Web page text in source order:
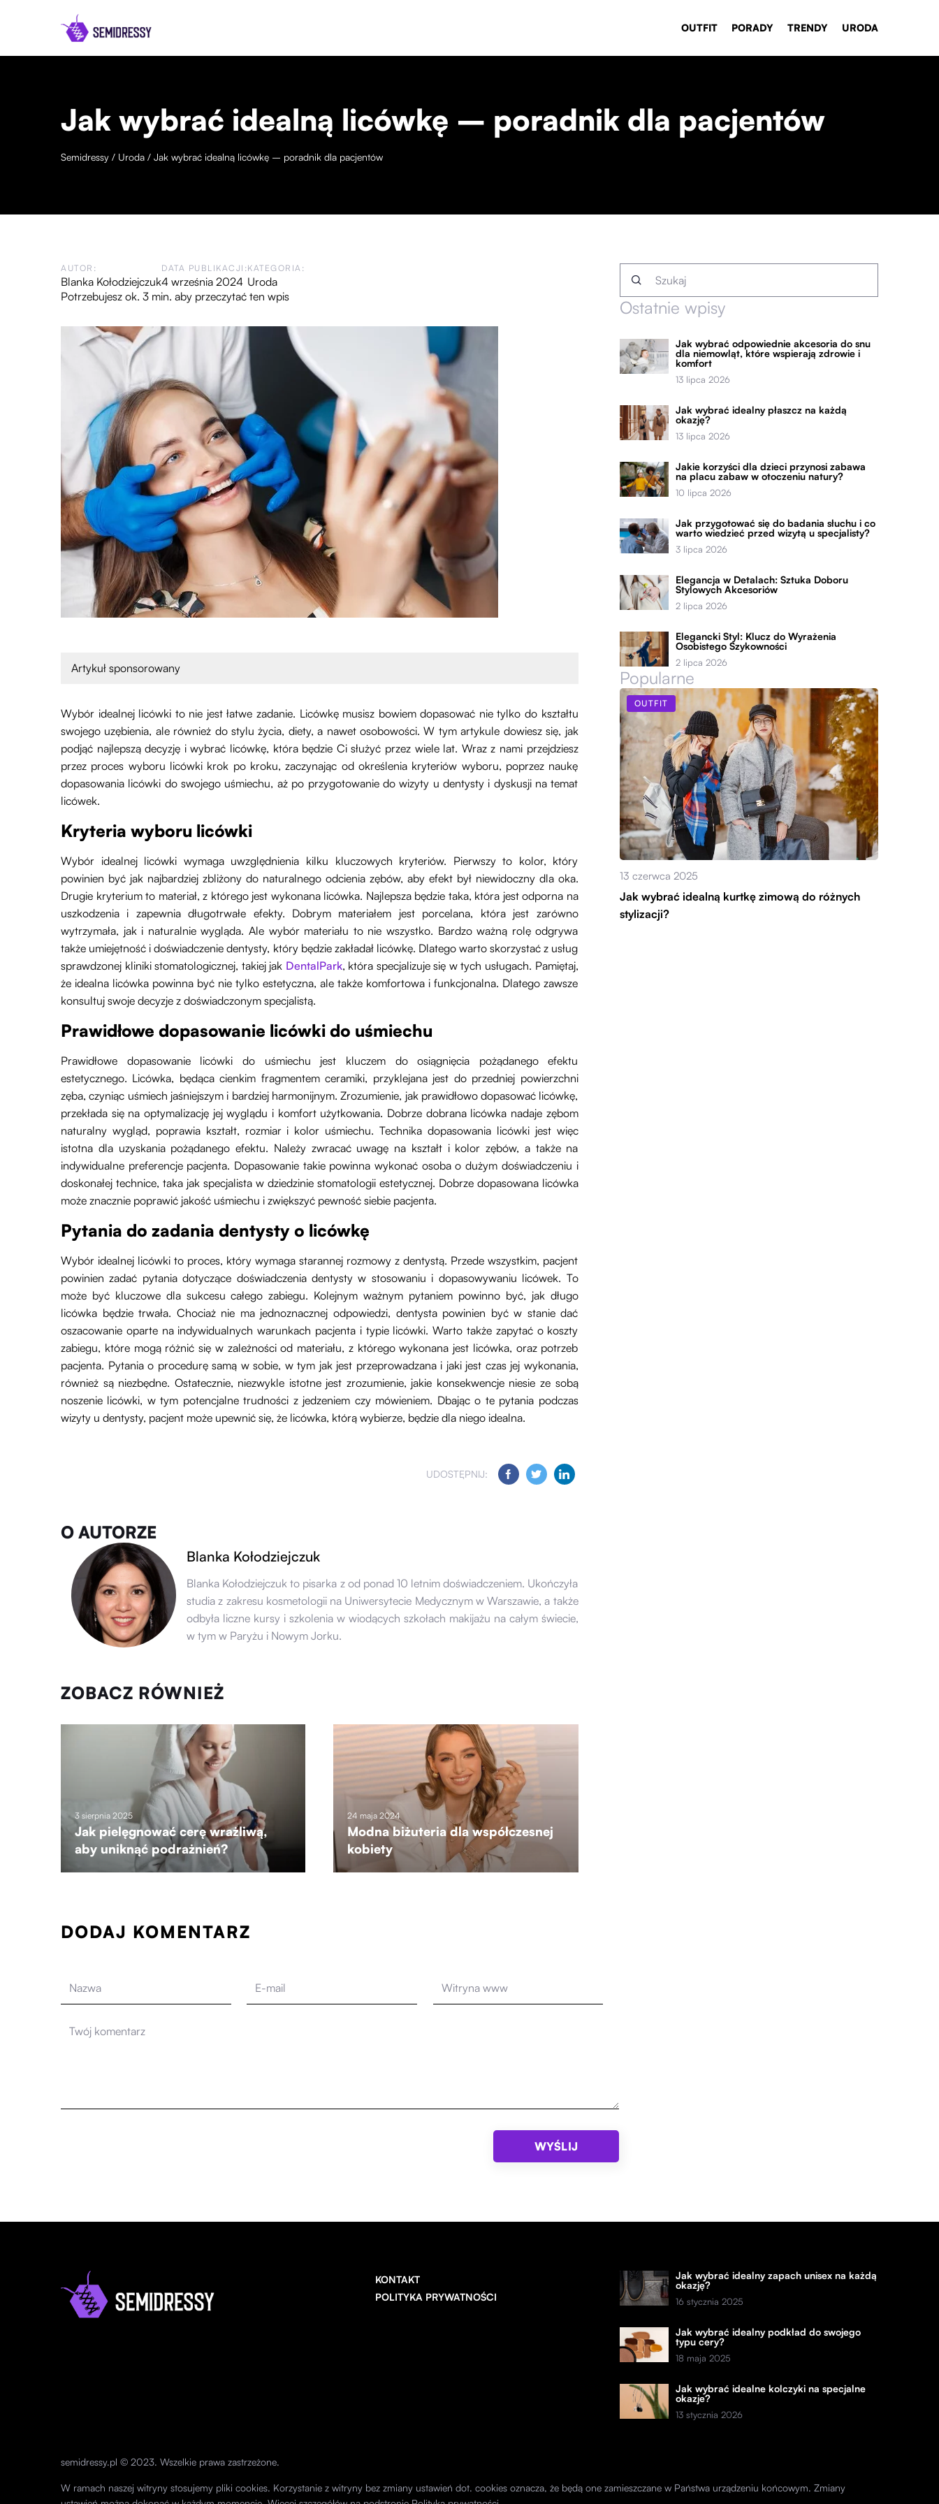
OUTFIT PORADY TRENDY URODA
Jak wybrać idealną licówkę – poradnik dla pacjentów
Semidressy / Uroda / Jak wybrać idealną licówkę – poradnik dla pacjentów
AUTOR:
Blanka Kołodziejczuk
DATA PUBLIKACJI:
4 września 2024
KATEGORIA:
Uroda
Potrzebujesz ok. 3 min. aby przeczytać ten wpis
Artykuł sponsorowany
Wybór idealnej licówki to nie jest łatwe zadanie. Licówkę musisz bowiem dopasować nie tylko do kształtu
swojego uzębienia, ale również do stylu życia, diety, a nawet osobowości. W tym artykule dowiesz się, jak
podjąć najlepszą decyzję i wybrać licówkę, która będzie Ci służyć przez wiele lat. Wraz z nami przejdziesz
przez proces wyboru licówki krok po kroku, zaczynając od określenia kryteriów wyboru, poprzez naukę
dopasowania licówki do swojego uśmiechu, aż po przygotowanie do wizyty u dentysty i dyskusji na temat
licówek.
Kryteria wyboru licówki
Wybór idealnej licówki wymaga uwzględnienia kilku kluczowych kryteriów. Pierwszy to kolor, który
powinien być jak najbardziej zbliżony do naturalnego odcienia zębów, aby efekt był niewidoczny dla oka.
Drugie kryterium to materiał, z którego jest wykonana licówka. Najlepsza będzie taka, która jest odporna na
uszkodzenia i zapewnia długotrwałe efekty. Dobrym materiałem jest porcelana, która jest zarówno
wytrzymała, jak i naturalnie wygląda. Ale wybór materiału to nie wszystko. Bardzo ważną rolę odgrywa
także umiejętność i doświadczenie dentysty, który będzie zakładał licówkę. Dlatego warto skorzystać z usług
sprawdzonej kliniki stomatologicznej, takiej jak DentalPark, która specjalizuje się w tych usługach. Pamiętaj,
że idealna licówka powinna być nie tylko estetyczna, ale także komfortowa i funkcjonalna. Dlatego zawsze
konsultuj swoje decyzje z doświadczonym specjalistą.
Prawidłowe dopasowanie licówki do uśmiechu
Prawidłowe dopasowanie licówki do uśmiechu jest kluczem do osiągnięcia pożądanego efektu
estetycznego. Licówka, będąca cienkim fragmentem ceramiki, przyklejana jest do przedniej powierzchni
zęba, czyniąc uśmiech jaśniejszym i bardziej harmonijnym. Zrozumienie, jak prawidłowo dopasować licówkę,
przekłada się na optymalizację jej wyglądu i komfort użytkowania. Dobrze dobrana licówka nadaje zębom
naturalny wygląd, poprawia kształt, rozmiar i kolor uśmiechu. Technika dopasowania licówki jest więc
istotna dla uzyskania pożądanego efektu. Należy zwracać uwagę na kształt i kolor zębów, a także na
indywidualne preferencje pacjenta. Dopasowanie takie powinna wykonać osoba o dużym doświadczeniu i
doskonałej technice, taka jak specjalista w dziedzinie stomatologii estetycznej. Dobrze dopasowana licówka
może znacznie poprawić jakość uśmiechu i zwiększyć pewność siebie pacjenta.
Pytania do zadania dentysty o licówkę
Wybór idealnej licówki to proces, który wymaga starannej rozmowy z dentystą. Przede wszystkim, pacjent
powinien zadać pytania dotyczące doświadczenia dentysty w stosowaniu i dopasowywaniu licówek. To
może być kluczowe dla sukcesu całego zabiegu. Kolejnym ważnym pytaniem powinno być, jak długo
licówka będzie trwała. Chociaż nie ma jednoznacznej odpowiedzi, dentysta powinien być w stanie dać
oszacowanie oparte na indywidualnych warunkach pacjenta i typie licówki. Warto także zapytać o koszty
zabiegu, które mogą różnić się w zależności od materiału, z którego wykonana jest licówka, oraz potrzeb
pacjenta. Pytania o procedurę samą w sobie, w tym jak jest przeprowadzana i jaki jest czas jej wykonania,
również są niezbędne. Ostatecznie, niezwykle istotne jest zrozumienie, jakie konsekwencje niesie ze sobą
noszenie licówki, w tym potencjalne trudności z jedzeniem czy mówieniem. Dbając o te pytania podczas
wizyty u dentysty, pacjent może upewnić się, że licówka, którą wybierze, będzie dla niego idealna.
UDOSTĘPNIJ:
O AUTORZE
Blanka Kołodziejczuk
Blanka Kołodziejczuk to pisarka z od ponad 10 letnim doświadczeniem. Ukończyła
studia z zakresu kosmetologii na Uniwersytecie Medycznym w Warszawie, a także
odbyła liczne kursy i szkolenia w wiodących szkołach makijażu na całym świecie,
w tym w Paryżu i Nowym Jorku.
ZOBACZ RÓWNIEŻ
3 sierpnia 2025
Jak pielęgnować cerę wrażliwą,
aby uniknąć podrażnień?
24 maja 2024
Modna biżuteria dla współczesnej
kobiety
Ostatnie wpisy
Jak wybrać odpowiednie akcesoria do snu
dla niemowląt, które wspierają zdrowie i
komfort
13 lipca 2026
Jak wybrać idealny płaszcz na każdą
okazję?
13 lipca 2026
Jakie korzyści dla dzieci przynosi zabawa
na placu zabaw w otoczeniu natury?
10 lipca 2026
Jak przygotować się do badania słuchu i co
warto wiedzieć przed wizytą u specjalisty?
3 lipca 2026
Elegancja w Detalach: Sztuka Doboru
Stylowych Akcesoriów
2 lipca 2026
Elegancki Styl: Klucz do Wyrażenia
Osobistego Szykowności
2 lipca 2026
Popularne
OUTFIT
13 czerwca 2025
Jak wybrać idealną kurtkę zimową do różnych
stylizacji?
DODAJ KOMENTARZ
KONTAKT
POLITYKA PRYWATNOŚCI
Jak wybrać idealny zapach unisex na każdą
okazję?
16 stycznia 2025
Jak wybrać idealny podkład do swojego
typu cery?
18 maja 2025
Jak wybrać idealne kolczyki na specjalne
okazje?
13 stycznia 2026
semidressy.pl © 2023. Wszelkie prawa zastrzeżone.
W ramach naszej witryny stosujemy pliki cookies. Korzystanie z witryny bez zmiany ustawień dot. cookies oznacza, że będą one zamieszczane w Państwa urządzeniu końcowym. Zmiany